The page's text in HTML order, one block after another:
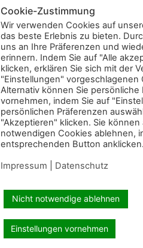
Cookie-Zustimmung
Wir verwenden Cookies auf
das beste Erlebnis zu bieten.
uns an Ihre Präferenzen und
erinnern. Indem Sie auf "Alle
klicken, erklären Sie sich mit der
"Einstellungen" vorgeschlagenen
Alternativ können Sie persönliche
vornehmen, indem Sie auf
persönlichen Präferenzen
"Akzeptieren" klicken. Sie können
notwendigen Cookies ablehnen,
entsprechenden Button anklicken.
Impressum
Datenschutz
Nicht notwendige ablehnen
Einstellungen vornehmen